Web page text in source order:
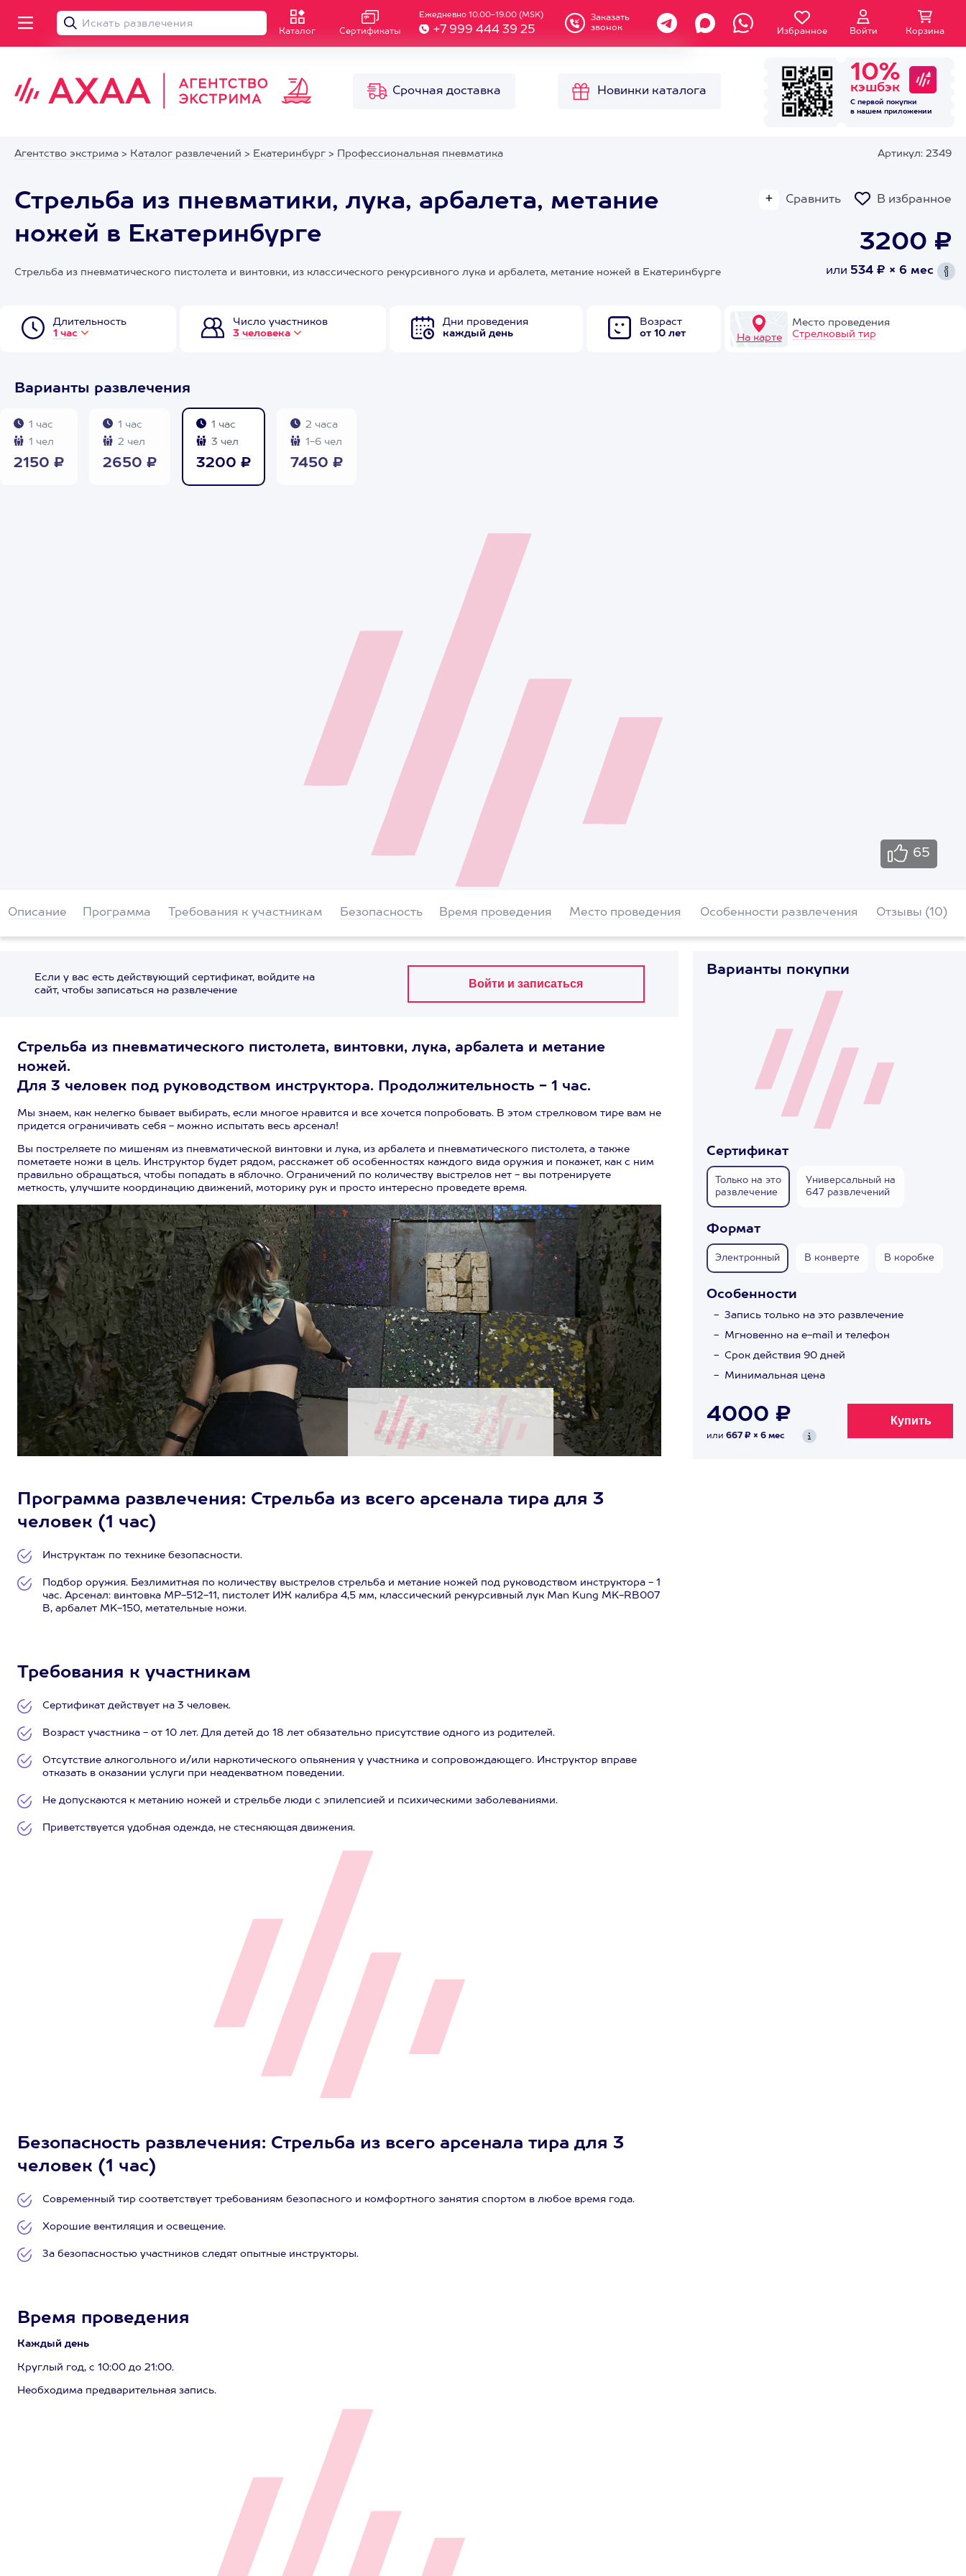
Каталог Сертификаты
Ежедневно 10.00-19.00 (MSK)
+7 999 444 39 25
Заказать
звонок
Избранное Войти Корзина
Срочная доставка Новинки каталога
10%
кэшбэк
С первой покупки
в нашем приложении
Агентство экстрима > Каталог развлечений > Екатеринбург > Профессиональная пневматика Артикул: 2349
Стрельба из пневматики, лука, арбалета, метание
ножей в Екатеринбурге
Сравнить В избранное
3200 ₽
или 534 ₽ × 6 мес
Стрельба из пневматического пистолета и винтовки, из классического рекурсивного лука и арбалета, метание ножей в Екатеринбурге
Длительность
1 час
Число участников
3 человека
Дни проведения
каждый день
Возраст
от 10 лет
На карте
Место проведения
Стрелковый тир
Варианты развлечения
1 час
1 чел
2150 ₽
1 час
2 чел
2650 ₽
1 час
3 чел
3200 ₽
2 часа
1-6 чел
7450 ₽
65
Описание Программа Требования к участникам Безопасность Время проведения Место проведения Особенности развлечения Отзывы (10)
Если у вас есть действующий сертификат, войдите на
сайт, чтобы записаться на развлечение
Стрельба из пневматического пистолета, винтовки, лука, арбалета и метание
ножей.
Для 3 человек под руководством инструктора. Продолжительность - 1 час.
Мы знаем, как нелегко бывает выбирать, если многое нравится и все хочется попробовать. В этом стрелковом тире вам не
придется ограничивать себя - можно испытать весь арсенал!
Вы постреляете по мишеням из пневматической винтовки и лука, из арбалета и пневматического пистолета, а также
пометаете ножи в цель. Инструктор будет рядом, расскажет об особенностях каждого вида оружия и покажет, как с ним
правильно обращаться, чтобы попадать в яблочко. Ограничений по количеству выстрелов нет - вы потренируете
меткость, улучшите координацию движений, моторику рук и просто интересно проведете время.
Программа развлечения: Стрельба из всего арсенала тира для 3
человек (1 час)
Инструктаж по технике безопасности.
Подбор оружия. Безлимитная по количеству выстрелов стрельба и метание ножей под руководством инструктора - 1
час. Арсенал: винтовка МР-512-11, пистолет ИЖ калибра 4,5 мм, классический рекурсивный лук Man Kung MK-RB007
B, арбалет MK-150, метательные ножи.
Требования к участникам
Сертификат действует на 3 человек.
Возраст участника - от 10 лет. Для детей до 18 лет обязательно присутствие одного из родителей.
Отсутствие алкогольного и/или наркотического опьянения у участника и сопровождающего. Инструктор вправе
отказать в оказании услуги при неадекватном поведении.
Не допускаются к метанию ножей и стрельбе люди с эпилепсией и психическими заболеваниями.
Приветствуется удобная одежда, не стесняющая движения.
Безопасность развлечения: Стрельба из всего арсенала тира для 3
человек (1 час)
Современный тир соответствует требованиям безопасного и комфортного занятия спортом в любое время года.
Хорошие вентиляция и освещение.
За безопасностью участников следят опытные инструкторы.
Время проведения
Каждый день
Круглый год, с 10:00 до 21:00.
Необходима предварительная запись.
Варианты покупки
Сертификат
Только на это
развлечение
Универсальный на
647 развлечений
Формат
Электронный В конверте В коробке
Особенности
Запись только на это развлечение
Мгновенно на e-mail и телефон
Срок действия 90 дней
Минимальная цена
4000 ₽
или 667 ₽ × 6 мес